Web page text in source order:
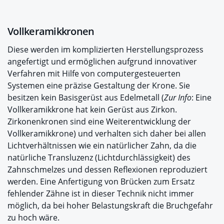
Vollkeramikkronen
Diese werden im komplizierten Herstellungsprozess
angefertigt und ermöglichen aufgrund innovativer
Verfahren mit Hilfe von computergesteuerten
Systemen eine präzise Gestaltung der Krone. Sie
besitzen kein Basisgerüst aus Edelmetall (Zur Info: Eine
Vollkeramikkrone hat kein Gerüst aus Zirkon.
Zirkonenkronen sind eine Weiterentwicklung der
Vollkeramikkrone) und verhalten sich daher bei allen
Lichtverhältnissen wie ein natürlicher Zahn, da die
natürliche Transluzenz (Lichtdurchlässigkeit) des
Zahnschmelzes und dessen Reflexionen reproduziert
werden. Eine Anfertigung von Brücken zum Ersatz
fehlender Zähne ist in dieser Technik nicht immer
möglich, da bei hoher Belastungskraft die Bruchgefahr
zu hoch wäre.